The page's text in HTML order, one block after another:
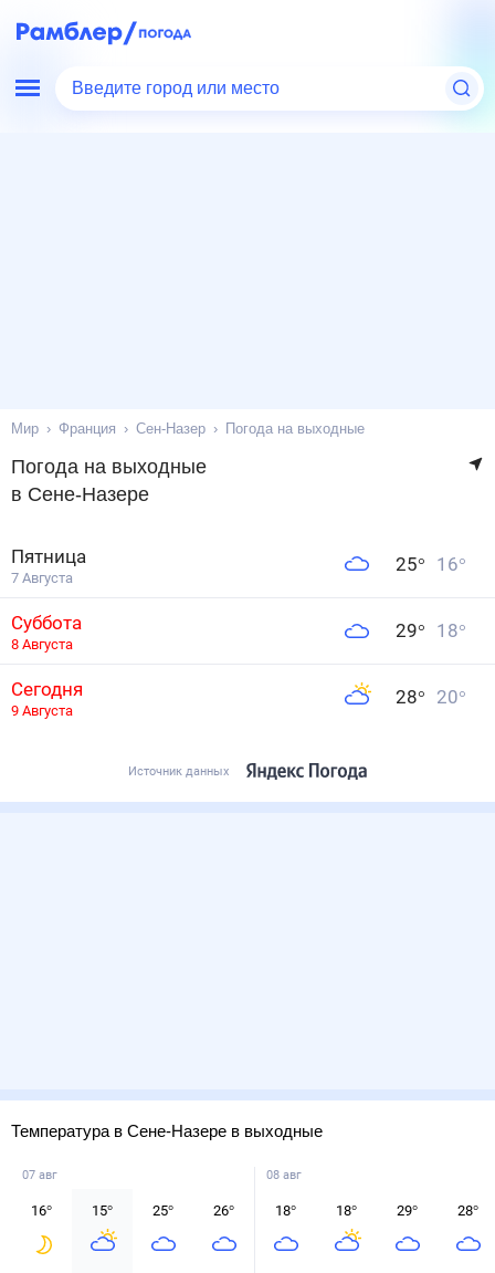
Введите город или место
Мир Франция Сен-Назер Погода на выходные
Погода на выходные
в Сене-Назере
Пятница
7 Августа
25° 16°
Суббота
8 Августа
29° 18°
Сегодня
9 Августа
28° 20°
Источник данных
Температура в Сене-Назере в выходные
07 авг
16° 15° 25° 26°
08 авг
18° 18° 29° 28°